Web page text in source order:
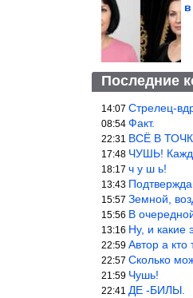
Последние
14:07 Стрелец-вдруг
08:54 Факт.
22:31 ВСЁ В
17:48 ЧУШЬ! Каждый знак
18:17 ч у ш ь!
13:43 Подтверждаю! Со
15:57 Земной,
15:56 В очередной раз Глоба
13:16 Ну, и какие
22:59 Автор а кто ты?
22:57 Сколько можно
21:59 Чушь!
22:41 ДЕ -БИЛЫ.